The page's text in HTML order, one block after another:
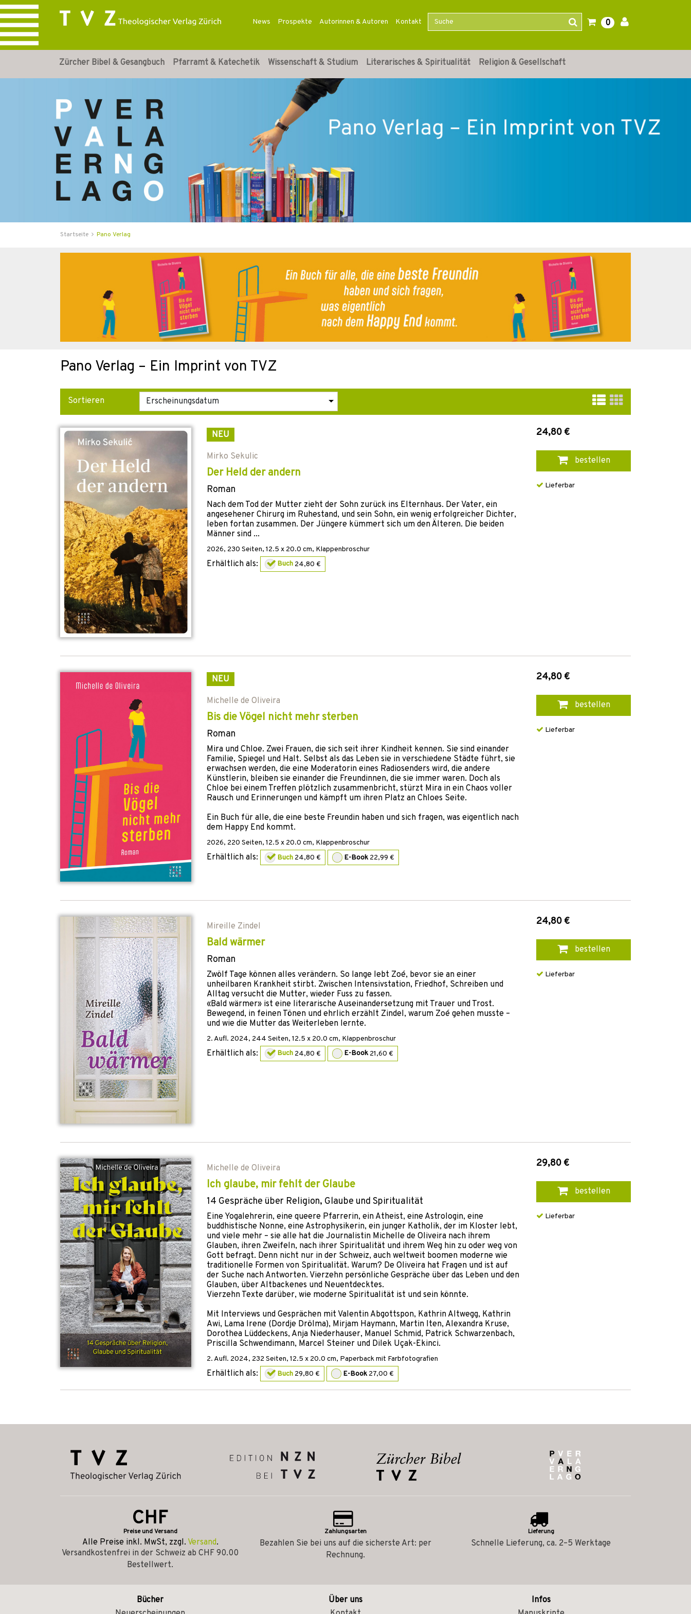
News Prospekte Autorinnen & Autoren Kontakt 0
Zürcher Bibel & Gesangbuch Pfarramt & Katechetik Wissenschaft & Studium Literarisches & Spiritualität Religion & Gesellschaft
Startseite Pano Verlag
Pano Verlag – Ein Imprint von TVZ
Sortieren
NEU
Mirko Sekulic
Der Held der andern
Roman
Nach dem Tod der Mutter zieht der Sohn zurück ins Elternhaus. Der Vater, ein
angesehener Chirurg im Ruhestand, und sein Sohn, ein wenig erfolgreicher Dichter,
leben fortan zusammen. Der Jüngere kümmert sich um den Älteren. Die beiden
Männer sind ...
2026, 230 Seiten, 12.5 x 20.0 cm, Klappenbroschur
Erhältlich als: Buch 24,80 €
24,80 €
bestellen
Lieferbar
NEU
Michelle de Oliveira
Bis die Vögel nicht mehr sterben
Roman
Mira und Chloe. Zwei Frauen, die sich seit ihrer Kindheit kennen. Sie sind einander
Familie, Spiegel und Halt. Selbst als das Leben sie in verschiedene Städte führt, sie
erwachsen werden, die eine Moderatorin eines Radiosenders wird, die andere
Künstlerin, bleiben sie einander die Freundinnen, die sie immer waren. Doch als
Chloe bei einem Treffen plötzlich zusammenbricht, stürzt Mira in ein Chaos voller
Rausch und Erinnerungen und kämpft um ihren Platz an Chloes Seite.
Ein Buch für alle, die eine beste Freundin haben und sich fragen, was eigentlich nach
dem Happy End kommt.
2026, 220 Seiten, 12.5 x 20.0 cm, Klappenbroschur
Erhältlich als: Buch 24,80 € E-Book 22,99 €
24,80 €
bestellen
Lieferbar
Mireille Zindel
Bald wärmer
Roman
Zwölf Tage können alles verändern. So lange lebt Zoé, bevor sie an einer
unheilbaren Krankheit stirbt. Zwischen Intensivstation, Friedhof, Schreiben und
Alltag versucht die Mutter, wieder Fuss zu fassen.
«Bald wärmer» ist eine literarische Auseinandersetzung mit Trauer und Trost.
Bewegend, in feinen Tönen und ehrlich erzählt Zindel, warum Zoé gehen musste –
und wie die Mutter das Weiterleben lernte.
2. Aufl. 2024, 244 Seiten, 12.5 x 20.0 cm, Klappenbroschur
Erhältlich als: Buch 24,80 € E-Book 21,60 €
24,80 €
bestellen
Lieferbar
Michelle de Oliveira
Ich glaube, mir fehlt der Glaube
14 Gespräche über Religion, Glaube und Spiritualität
Eine Yogalehrerin, eine queere Pfarrerin, ein Atheist, eine Astrologin, eine
buddhistische Nonne, eine Astrophysikerin, ein junger Katholik, der im Kloster lebt,
und viele mehr – sie alle hat die Journalistin Michelle de Oliveira nach ihrem
Glauben, ihren Zweifeln, nach ihrer Spiritualität und ihrem Weg hin zu oder weg von
Gott befragt. Denn nicht nur in der Schweiz, auch weltweit boomen moderne wie
traditionelle Formen von Spiritualität. Warum? De Oliveira hat Fragen und ist auf
der Suche nach Antworten. Vierzehn persönliche Gespräche über das Leben und den
Glauben, über Altbackenes und Neuentdecktes.
Vierzehn Texte darüber, wie moderne Spiritualität ist und sein könnte.
Mit Interviews und Gesprächen mit Valentin Abgottspon, Kathrin Altwegg, Kathrin
Awi, Lama Irene (Dordje Drölma), Mirjam Haymann, Martin Iten, Alexandra Kruse,
Dorothea Lüddeckens, Anja Niederhauser, Manuel Schmid, Patrick Schwarzenbach,
Priscilla Schwendimann, Marcel Steiner und Dilek Uçak-Ekinci.
2. Aufl. 2024, 232 Seiten, 12.5 x 20.0 cm, Paperback mit Farbfotografien
Erhältlich als: Buch 29,80 € E-Book 27,00 €
29,80 €
bestellen
Lieferbar
CHF
Preise und Versand
Alle Preise inkl. MwSt, zzgl. Versand.
Versandkostenfrei in der Schweiz ab CHF 90.00
Bestellwert.
Zahlungsarten
Bezahlen Sie bei uns auf die sicherste Art: per
Rechnung.
Lieferung
Schnelle Lieferung, ca. 2–5 Werktage
Bücher
Über uns
Infos